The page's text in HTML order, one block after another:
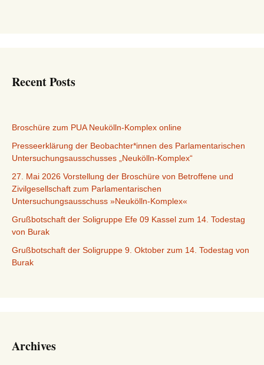
Recent Posts
Broschüre zum PUA Neukölln-Komplex online
Presseerklärung der Beobachter*innen des Parlamentarischen
Untersuchungsausschusses „Neukölln-Komplex“
27. Mai 2026 Vorstellung der Broschüre von Betroffene und
Zivilgesellschaft zum Parlamentarischen
Untersuchungsausschuss »Neukölln-Komplex«
Grußbotschaft der Soligruppe Efe 09 Kassel zum 14. Todestag
von Burak
Grußbotschaft der Soligruppe 9. Oktober zum 14. Todestag von
Burak
Archives